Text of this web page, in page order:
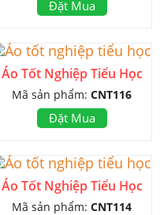
Đặt Mua
Áo Tốt Nghiệp Tiểu Học
Mã sản phẩm: CNT116
Đặt Mua
Áo Tốt Nghiệp Tiểu Học
Mã sản phẩm: CNT114